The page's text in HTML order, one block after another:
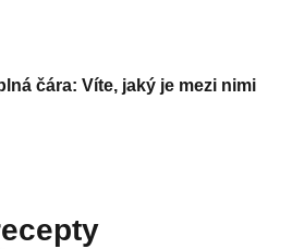
čára: Víte, jaký je mezi nimi